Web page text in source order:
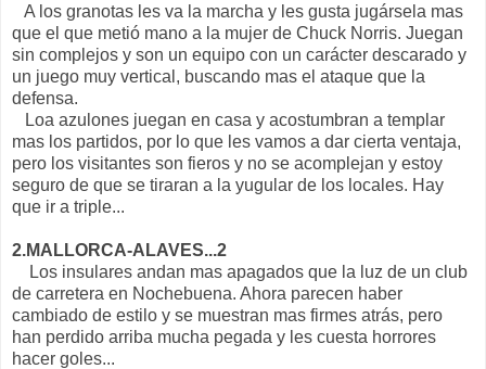
A los granotas les va la marcha y les gusta jugársela mas
que el que metió mano a la mujer de Chuck Norris. Juegan
sin complejos y son un equipo con un carácter descarado y
un juego muy vertical, buscando mas el ataque que la
defensa.
Loa azulones juegan en casa y acostumbran a templar
mas los partidos, por lo que les vamos a dar cierta ventaja,
pero los visitantes son fieros y no se acomplejan y estoy
seguro de que se tiraran a la yugular de los locales. Hay
que ir a triple...
2.MALLORCA-ALAVES...2
Los insulares andan mas apagados que la luz de un club
de carretera en Nochebuena. Ahora parecen haber
cambiado de estilo y se muestran mas firmes atrás, pero
han perdido arriba mucha pegada y les cuesta horrores
hacer goles...